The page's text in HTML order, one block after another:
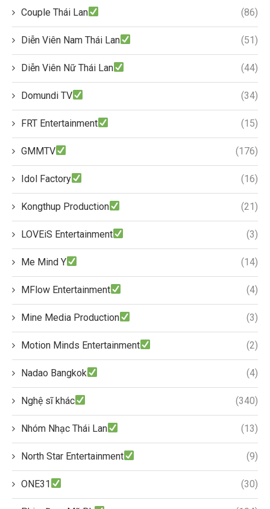
Couple Thái Lan (86)
Diễn Viên Nam Thái Lan (51)
Diễn Viên Nữ Thái Lan (44)
Domundi TV (34)
FRT Entertainment (15)
GMMTV (176)
Idol Factory (16)
Kongthup Production (21)
LOVEiS Entertainment (3)
Me Mind Y (14)
MFlow Entertainment (4)
Mine Media Production (3)
Motion Minds Entertainment (2)
Nadao Bangkok (4)
Nghệ sĩ khác (340)
Nhóm Nhạc Thái Lan (13)
North Star Entertainment (9)
ONE31 (30)